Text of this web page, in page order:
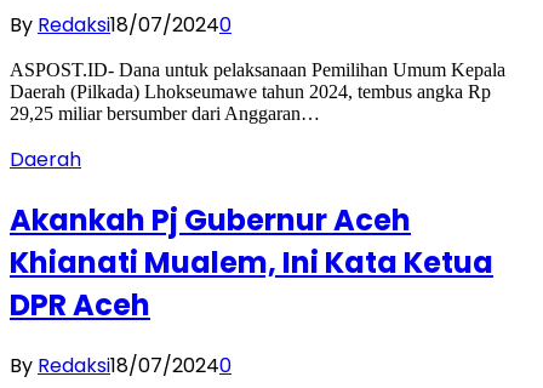
By Redaksi18/07/20240
ASPOST.ID- Dana untuk pelaksanaan Pemilihan Umum Kepala
Daerah (Pilkada) Lhokseumawe tahun 2024, tembus angka Rp
29,25 miliar bersumber dari Anggaran…
Daerah
Akankah Pj Gubernur Aceh
Khianati Mualem, Ini Kata Ketua
DPR Aceh
By Redaksi18/07/20240